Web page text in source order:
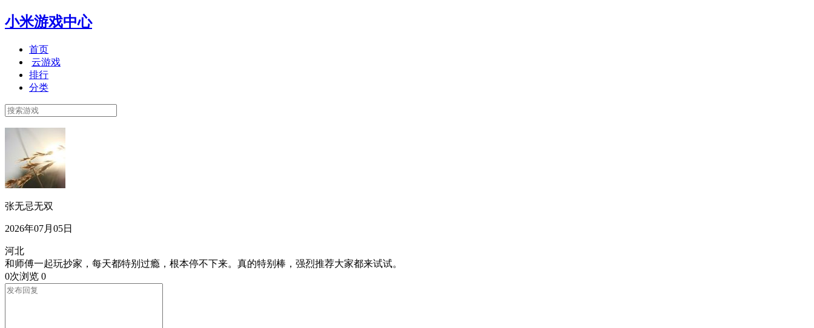
小米游戏中心
首页
云游戏
排行
分类
张无忌无双
2026年07月05日
河北
和师傅一起玩抄家，每天都特别过瘾，根本停不下来。真的特别棒，强烈推荐大家都来试试。
0次浏览 0